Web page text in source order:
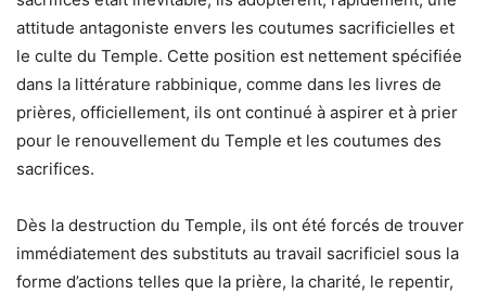
attitude antagoniste envers les coutumes sacrificielles et
le culte du Temple. Cette position est nettement spécifiée
dans la littérature rabbinique, comme dans les livres de
prières, officiellement, ils ont continué à aspirer et à prier
pour le renouvellement du Temple et les coutumes des
sacrifices.
Dès la destruction du Temple, ils ont été forcés de trouver
immédiatement des substituts au travail sacrificiel sous la
forme d’actions telles que la prière, la charité, le repentir,